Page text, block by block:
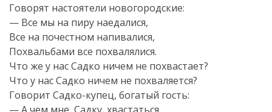
Говорят настоятели новогородские:
— Все мы на пиру наедалися,
Все на почестном напивалися,
Похвальбами все похвалялися.
Что же у нас Садко ничем не похвастает?
Что у нас Садко ничем не похваляется?
Говорит Садко-купец, богатый гость: